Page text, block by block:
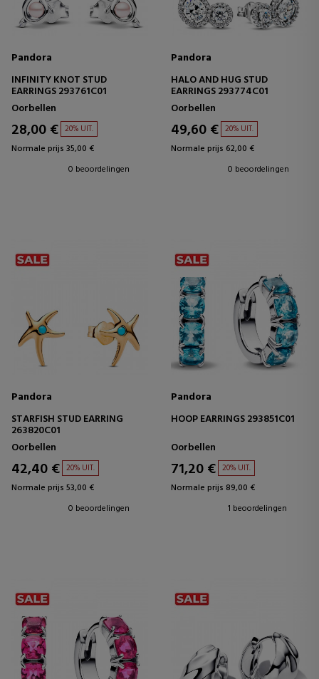
Pandora
INFINITY KNOT STUD
EARRINGS 293761C01
Oorbellen
28,00 € 20% UIT.
Normale prijs 35,00 €
0 beoordelingen
Pandora
HALO AND HUG STUD
EARRINGS 293774C01
Oorbellen
49,60 € 20% UIT.
Normale prijs 62,00 €
0 beoordelingen
Pandora
STARFISH STUD EARRING
263820C01
Oorbellen
42,40 € 20% UIT.
Normale prijs 53,00 €
0 beoordelingen
Pandora
HOOP EARRINGS 293851C01
Oorbellen
71,20 € 20% UIT.
Normale prijs 89,00 €
1 beoordelingen